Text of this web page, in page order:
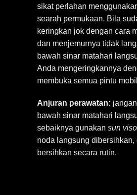
sikat perlahan
searah permukaan. Bila
keringkan jok dengan cara
dan menjemurnya tidak
bawah sinar matahari
Anda mengeringkannya
membuka semua pintu
Anjuran perawatan:
bawah sinar matahari
sebaiknya gunakan sun
noda langsung dibersihkan,
bersihkan secara rutin.